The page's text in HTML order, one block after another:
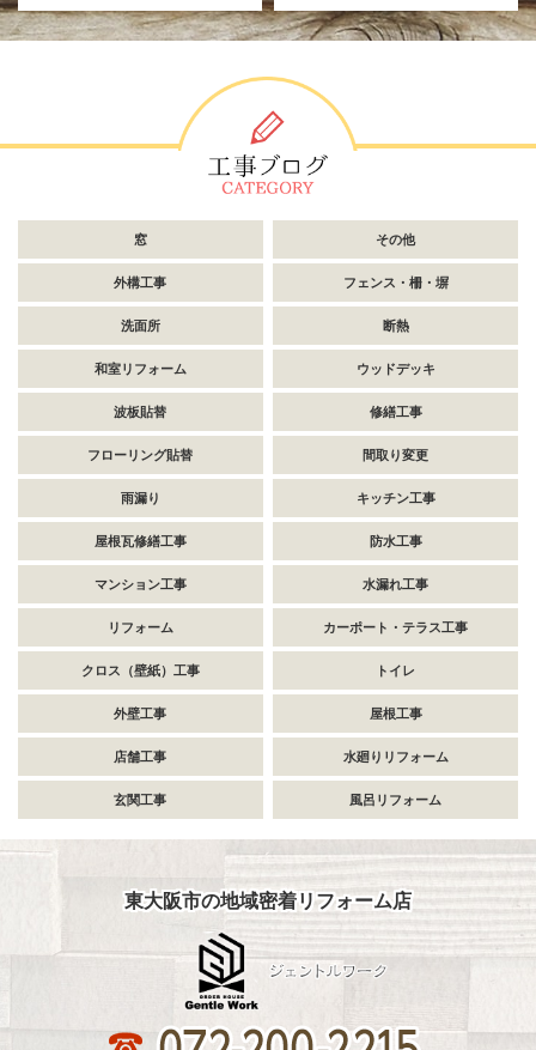
窓 その他
外構工事 フェンス・柵・塀
洗面所 断熱
和室リフォーム ウッドデッキ
波板貼替 修繕工事
フローリング貼替 間取り変更
雨漏り キッチン工事
屋根瓦修繕工事 防水工事
マンション工事 水漏れ工事
リフォーム カーポート・テラス工事
クロス（壁紙）工事 トイレ
外壁工事 屋根工事
店舗工事 水廻りリフォーム
玄関工事 風呂リフォーム
東大阪市の地域密着リフォーム店